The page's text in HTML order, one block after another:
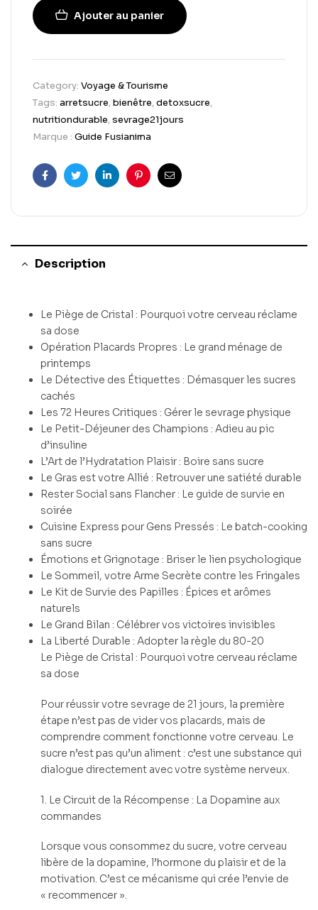
Ajouter au panier
Category: Voyage & Tourisme
Tags: arretsucre,bienêtre,detoxsucre,
nutritiondurable,sevrage21jours
Marque : Guide Fusianima
FacebookTwitterLinkedinPinterestEmail
Description
Le Piège de Cristal : Pourquoi votre cerveau réclame
sa dose
Opération Placards Propres : Le grand ménage de
printemps
Le Détective des Étiquettes : Démasquer les sucres
cachés
Les 72 Heures Critiques : Gérer le sevrage physique
Le Petit-Déjeuner des Champions : Adieu au pic
d’insuline
L’Art de l’Hydratation Plaisir : Boire sans sucre
Le Gras est votre Allié : Retrouver une satiété durable
Rester Social sans Flancher : Le guide de survie en
soirée
Cuisine Express pour Gens Pressés : Le batch-cooking
sans sucre
Émotions et Grignotage : Briser le lien psychologique
Le Sommeil, votre Arme Secrète contre les Fringales
Le Kit de Survie des Papilles : Épices et arômes
naturels
Le Grand Bilan : Célébrer vos victoires invisibles
La Liberté Durable : Adopter la règle du 80-20
Le Piège de Cristal : Pourquoi votre cerveau réclame
sa dose
Pour réussir votre sevrage de 21 jours, la première
étape n’est pas de vider vos placards, mais de
comprendre comment fonctionne votre cerveau. Le
sucre n’est pas qu’un aliment : c’est une substance qui
dialogue directement avec votre système nerveux.
1. Le Circuit de la Récompense : La Dopamine aux
commandes
Lorsque vous consommez du sucre, votre cerveau
libère de la dopamine, l’hormone du plaisir et de la
motivation. C’est ce mécanisme qui crée l’envie de
« recommencer ».